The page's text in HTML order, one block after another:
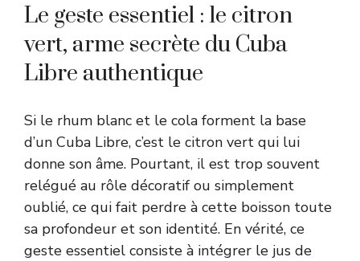
Le geste essentiel : le citron
vert, arme secrète du Cuba
Libre authentique
Si le rhum blanc et le cola forment la base
d’un Cuba Libre, c’est le citron vert qui lui
donne son âme. Pourtant, il est trop souvent
relégué au rôle décoratif ou simplement
oublié, ce qui fait perdre à cette boisson toute
sa profondeur et son identité. En vérité, ce
geste essentiel consiste à intégrer le jus de